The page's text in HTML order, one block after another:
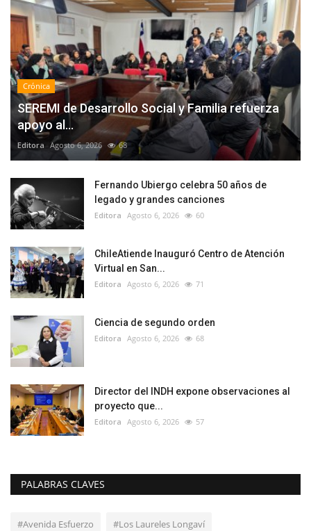
Crónica
SEREMI de Desarrollo Social y Familia refuerza
apoyo al...
Editora Agosto 6, 2026 68
Fernando Ubiergo celebra 50 años de
legado y grandes canciones
Editora Agosto 6, 2026 60
ChileAtiende Inauguró Centro de Atención
Virtual en San...
Editora Agosto 6, 2026 71
Ciencia de segundo orden
Editora Agosto 6, 2026 68
Director del INDH expone observaciones al
proyecto que...
Editora Agosto 6, 2026 57
PALABRAS CLAVES
#Avenida Esfuerzo #Los Laureles Longaví